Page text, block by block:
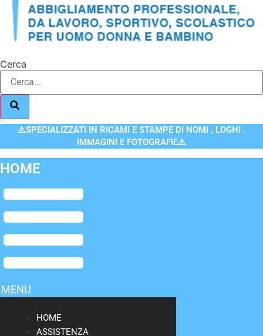
Cerca
⚠️SPECIALIZZATI IN RICAMI E STAMPE DI NOMI , LOGHI ,
IMMAGINI E FOTOGRAFIE⚠️
HOME
Flyout
Menu
MENU
HOME
ASSISTENZA